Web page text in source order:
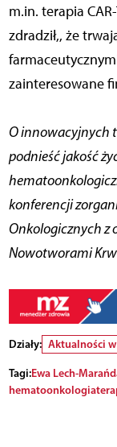
m.in. terapia
zdradził,, że
zainteresowane
O innowacyjnych
podnieść jakość
konferencji
Onkologicznych z
Nowotworami
Działy: Aktualności
Tagi:Ewa Lech-
hematoonkologia